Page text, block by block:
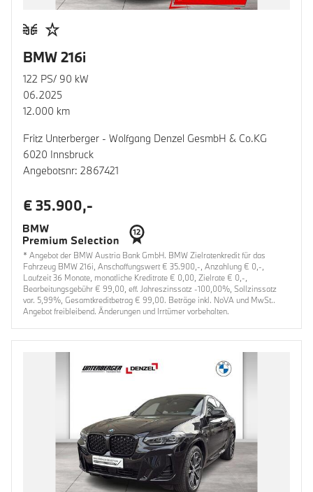
BMW 216i
122 PS/ 90 kW
06.2025
12.000 km
Fritz Unterberger - Wolfgang Denzel GesmbH & Co.KG
6020 Innsbruck
Angebotsnr: 2867421
€ 35.900,-
* Angebot der BMW Austria Bank GmbH. BMW Zielratenkredit für das
Fahrzeug BMW 216i, Anschaffungswert € 35.900,-, Anzahlung € 0,-,
Laufzeit 36 Monate, monatliche Kreditrate € 0,00, Zielrate € 0,-,
Bearbeitungsgebühr € 99,00, eff. Jahreszinssatz -100,00%, Sollzinssatz
var. 5,99%, Gesamtkreditbetrag € 99,00. Beträge inkl. NoVA und MwSt..
Angebot freibleibend. Änderungen und Irrtümer vorbehalten.